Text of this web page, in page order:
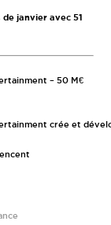
janvier avec 51
– 50 M€
crée et